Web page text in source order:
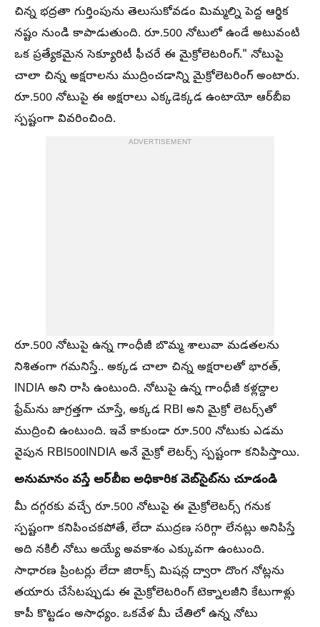
చిన్న భద్రతా గుర్తింపును తెలుసుకోవడం మిమ్మల్ని పెద్ద ఆర్థిక
నష్టం నుండి కాపాడుతుంది. రూ.500 నోటులో ఉండే అటువంటి
ఒక ప్రత్యేకమైన సెక్యూరిటీ ఫీచరే ఈ మైక్రోలెటరింగ్." నోటుపై
చాలా చిన్న అక్షరాలను ముద్రించడాన్ని మైక్రోలెటరింగ్ అంటారు.
రూ.500 నోటుపై ఈ అక్షరాలు ఎక్కడెక్కడ ఉంటాయో ఆర్‌బీఐ
స్పష్టంగా వివరించింది.
ADVERTISEMENT
రూ.500 నోటుపై ఉన్న గాంధీజీ బొమ్మ శాలువా మడతలను
నిశితంగా గమనిస్తే.. అక్కడ చాలా చిన్న అక్షరాలతో భారత్,
INDIA అని రాసి ఉంటుంది. నోటుపై ఉన్న గాంధీజీ కళ్లద్దాల
ఫ్రేమ్‌ను జాగ్రత్తగా చూస్తే, అక్కడ RBI అని మైక్రో లెటర్స్‌తో
ముద్రించి ఉంటుంది. ఇవే కాకుండా రూ.500 నోటుకు ఎడమ
వైపున RBI500INDIA అనే మైక్రో లెటర్స్ స్పష్టంగా కనిపిస్తాయి.
అనుమానం వస్తే ఆర్‌బీఐ అధికారిక వెబ్‌సైట్‌ను చూడండి
మీ దగ్గరకు వచ్చే రూ.500 నోటుపై ఈ మైక్రోలెటర్స్ గనుక
స్పష్టంగా కనిపించకపోతే, లేదా ముద్రణ సరిగ్గా లేనట్లు అనిపిస్తే
అది నకిలీ నోటు అయ్యే అవకాశం ఎక్కువగా ఉంటుంది.
సాధారణ ప్రింటర్లు లేదా జిరాక్స్ మిషన్ల ద్వారా దొంగ నోట్లను
తయారు చేసేటప్పుడు ఈ మైక్రోలెటరింగ్ టెక్నాలజీని కేటుగాళ్లు
కాపీ కొట్టడం అసాధ్యం. ఒకవేళ మీ చేతిలో ఉన్న నోటు